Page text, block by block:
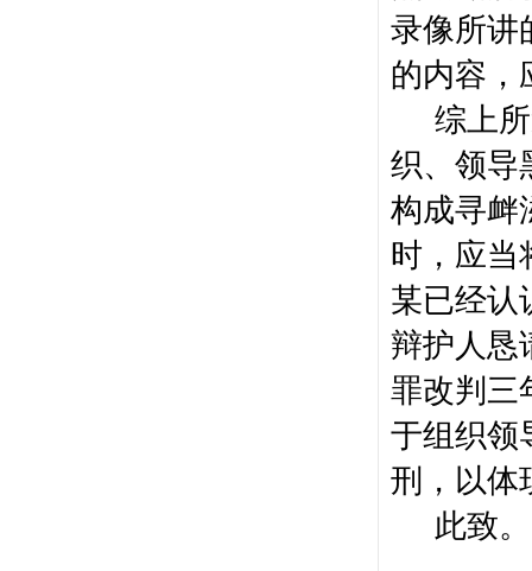
录像所讲
的内容，
综上
织、领导
构成寻衅
时，应当
某已经认
辩护人恳
罪改判三
于组织领
刑，以体
此致。